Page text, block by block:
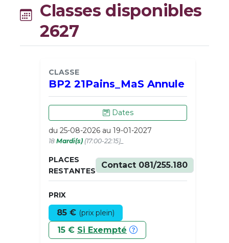
Classes disponibles
2627
CLASSE
BP2 21Pains_MaS Annule
Dates
du 25-08-2026 au 19-01-2027
18 Mardi(s) (17:00-22:15)_
PLACES
RESTANTES
Contact 081/255.180
PRIX
85 € (prix plein)
15 € Si Exempté